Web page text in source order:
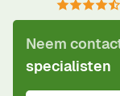
Neem
specialisten